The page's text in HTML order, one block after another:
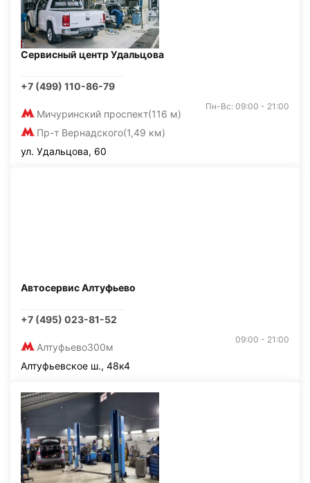
Сервисный центр Удальцова
+7 (499) 110-86-79
Мичуринский проспект(116 м)
Пр-т Вернадского(1,49 км)
Пн-Вс: 09:00 - 21:00
ул. Удальцова, 60
Автосервис Алтуфьево
+7 (495) 023-81-52
Алтуфьево300м
09:00 - 21:00
Алтуфьевское ш., 48к4